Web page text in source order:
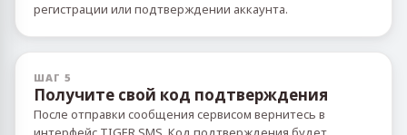
регистрации или подтверждении аккаунта.
ШАГ 5
Получите свой код подтверждения
После отправки сообщения сервисом вернитесь в